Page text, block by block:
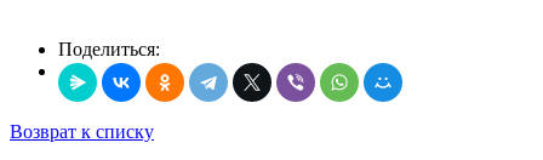
Поделиться:
Возврат к списку